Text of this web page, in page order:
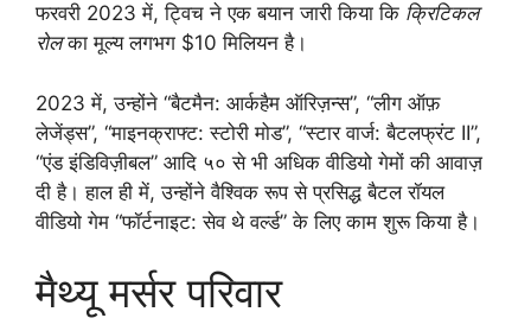
फरवरी 2023 में, ट्विच ने एक बयान जारी किया कि क्रिटिकल
रोलका मूल्य लगभग $10 मिलियन है।
2023 में, उन्होंने “बैटमैन: आर्कहैम ऑरिज़न्स”, “लीग ऑफ़
लेजेंड्स”, “माइनक्राफ्ट: स्टोरी मोड”, “स्टार वार्ज: बैटलफ्रंट II”,
“एंड इंडिविज़ीबल” आदि ५० से भी अधिक वीडियो गेमों की आवाज़
दी है। हाल ही में, उन्होंने वैश्विक रूप से प्रसिद्ध बैटल रॉयल
वीडियो गेम “फॉर्टनाइट: सेव थे वर्ल्ड” के लिए काम शुरू किया है।
मैथ्यू मर्सर परिवार